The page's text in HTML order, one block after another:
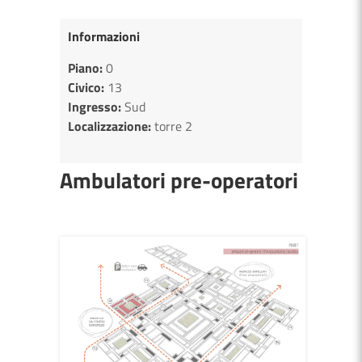
Informazioni
Piano:0
Civico: 13
Ingresso:Sud
Localizzazione:torre 2
Ambulatori pre-operatori